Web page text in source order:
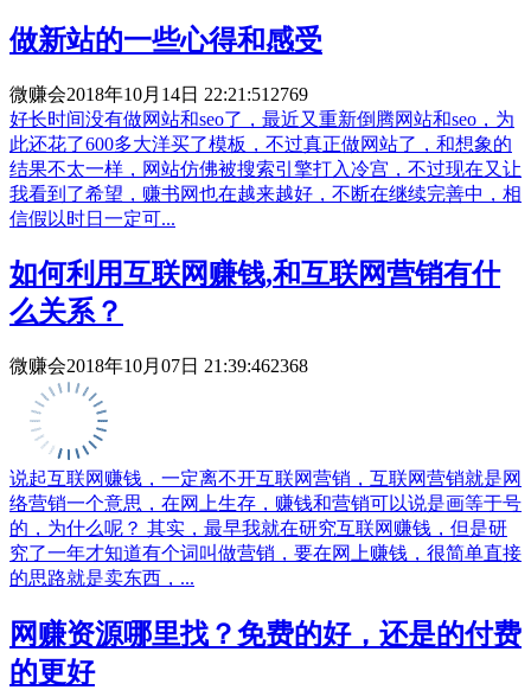
做新站的一些心得和感受
微赚会2018年10月14日 22:21:51 2769
好长时间没有做网站和seo了，最近又重新倒腾网站和seo，为
此还花了600多大洋买了模板，不过真正做网站了，和想象的
结果不太一样，网站仿佛被搜索引擎打入冷宫，不过现在又让
我看到了希望，赚书网也在越来越好，不断在继续完善中，相
信假以时日一定可...
如何利用互联网赚钱,和互联网营销有什
么关系？
微赚会2018年10月07日 21:39:462368
说起互联网赚钱，一定离不开互联网营销，互联网营销就是网
络营销一个意思，在网上生存，赚钱和营销可以说是画等于号
的，为什么呢？ 其实，最早我就在研究互联网赚钱，但是研
究了一年才知道有个词叫做营销，要在网上赚钱，很简单直接
的思路就是卖东西，...
网赚资源哪里找？免费的好，还是的付费
的更好